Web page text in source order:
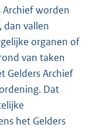
Archief worden
dan vallen
organen of
van taken
Gelders Archief
Dat
het Gelders